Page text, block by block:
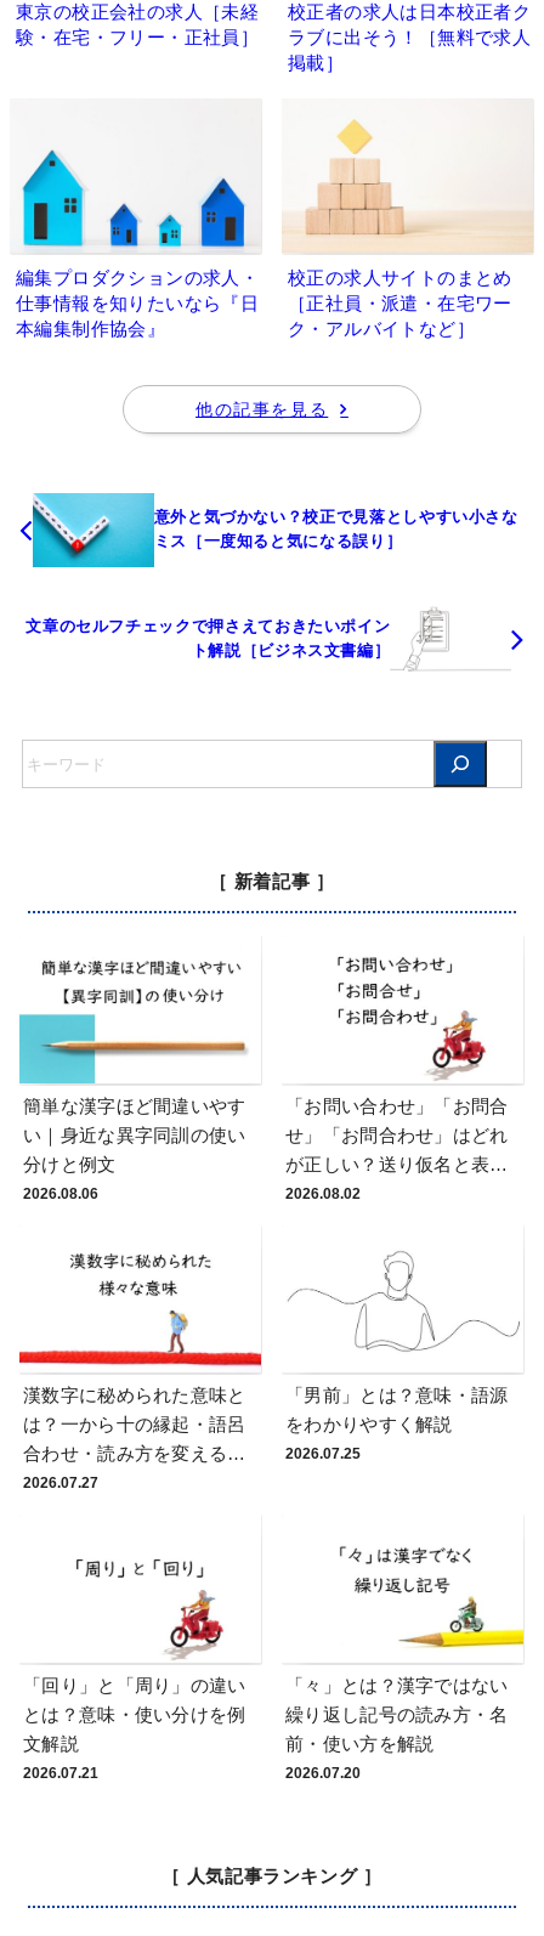
東京の校正会社の求人［未経
験・在宅・フリー・正社員］
校正者の求人は日本校正者ク
ラブに出そう！［無料で求人
掲載］
編集プロダクションの求人・
仕事情報を知りたいなら『日
本編集制作協会』
校正の求人サイトのまとめ
［正社員・派遣・在宅ワー
ク・アルバイトなど］
他の記事を見る
意外と気づかない？校正で見落としやすい小さな
ミス［一度知ると気になる誤り］
文章のセルフチェックで押さえておきたいポイン
ト解説［ビジネス文書編］
［ 新着記事 ］
簡単な漢字ほど間違いやす
い｜身近な異字同訓の使い
分けと例文
2026.08.06
「お問い合わせ」「お問合
せ」「お問合わせ」はどれ
が正しい？送り仮名と表記
統一の実務ルール
2026.08.02
漢数字に秘められた意味と
は？一から十の縁起・語呂
合わせ・読み方を変える理
由
2026.07.27
「男前」とは？意味・語源
をわかりやすく解説
2026.07.25
「回り」と「周り」の違い
とは？意味・使い分けを例
文解説
2026.07.21
「々」とは？漢字ではない
繰り返し記号の読み方・名
前・使い方を解説
2026.07.20
［ 人気記事ランキング ］